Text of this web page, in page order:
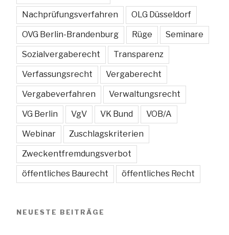
Nachprüfungsverfahren OLG Düsseldorf
OVG Berlin-Brandenburg Rüge Seminare
Sozialvergaberecht Transparenz
Verfassungsrecht Vergaberecht
Vergabeverfahren Verwaltungsrecht
VG Berlin VgV VK Bund VOB/A
Webinar Zuschlagskriterien
Zweckentfremdungsverbot
öffentliches Baurecht öffentliches Recht
NEUESTE BEITRÄGE